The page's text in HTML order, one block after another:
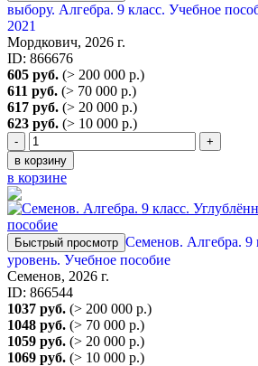
выбору. Алгебра. 9 класс. Учебное
2021
Мордкович, 2026 г.
ID: 866676
605 руб. (> 200 000 р.)
611 руб. (> 70 000 р.)
617 руб. (> 20 000 р.)
623 руб. (> 10 000 р.)
-
+
в корзину
в корзине
Быстрый просмотр Семенов. Алгебра. 9
уровень. Учебное пособие
Семенов, 2026 г.
ID: 866544
1037 руб. (> 200 000 р.)
1048 руб. (> 70 000 р.)
1059 руб. (> 20 000 р.)
1069 руб. (> 10 000 р.)